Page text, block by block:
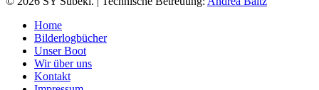
Close
Menu
Home
Bilderlogbücher
Unser Boot
Wir über uns
Kontakt